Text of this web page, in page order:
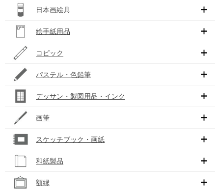
日本画絵具
絵手紙用品
コピック
パステル・色鉛筆
デッサン・製図用品・インク
画筆
スケッチブック・画紙
和紙製品
額縁